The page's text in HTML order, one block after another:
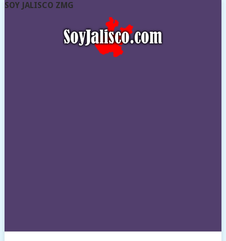
SOY JALISCO ZMG